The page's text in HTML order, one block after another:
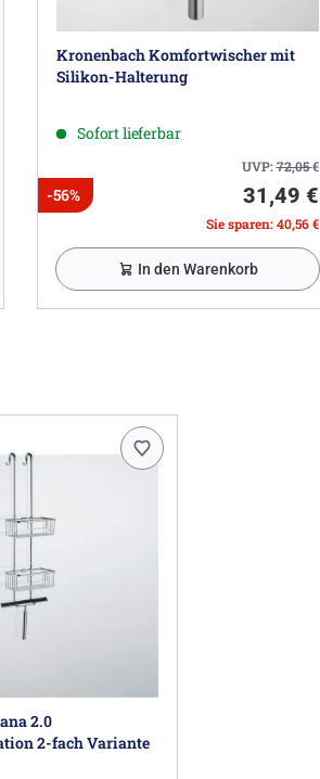
Kronenbach Komfortwischer mit
Silikon-Halterung
Sofort lieferbar
UVP:72,05€
-56% 31,49 €
Sie sparen: 40,56 €
In den Warenkorb
2.0
2-fach Variante